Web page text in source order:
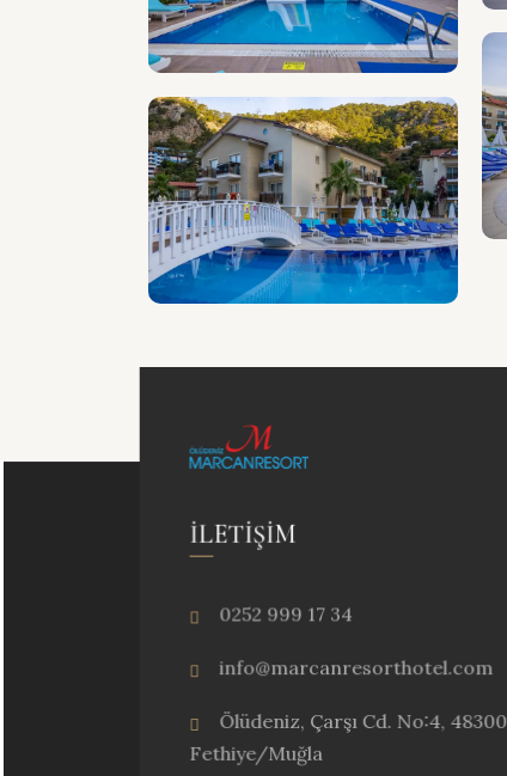
İLETIŞIM
0252 999 17 34
info@marcanresorthotel.com
Ölüdeniz, Çarşı Cd. No:4, 48300
Fethiye/Muğla